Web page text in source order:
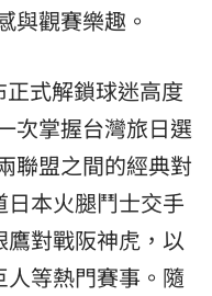
與觀賽樂趣。
式解鎖球迷高度
次掌握台灣旅日選
聯盟之間的經典對
本火腿鬥士交手
對戰阪神虎，以
等熱門賽事。隨